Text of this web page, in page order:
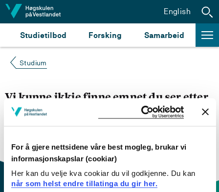
For å gjere nettsidene våre best mogleg, brukar vi
informasjonskapslar (cookiar)
Her kan du velje kva cookiar du vil godkjenne. Du kan
når som helst endre tillatinga du gir her.
Hopp til innhald
Studietilbod Forsking Samarbeid
English
Studium
Vi kunne ikkje finne emnet du ser etter
søke opp emnet du ser etter i
engelsk emneplan ved å klikke på «English».